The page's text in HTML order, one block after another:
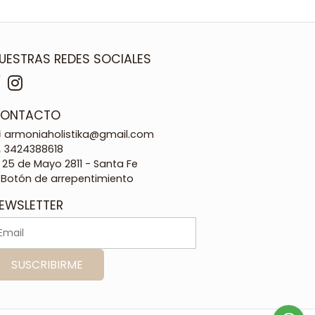
REDES SOCIALES
armoniaholistika@gmail.com
3424388618
25 de Mayo 2811 - Santa Fe
Botón de arrepentimiento
SUSCRIBIRME